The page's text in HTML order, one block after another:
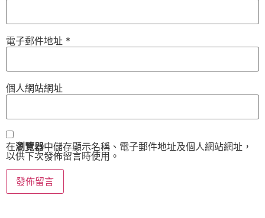
電子郵件地址 *
個人網站網址
在瀏覽器中儲存顯示名稱、電子郵件地址及個人網站網址，
以供下次發佈留言時使用。